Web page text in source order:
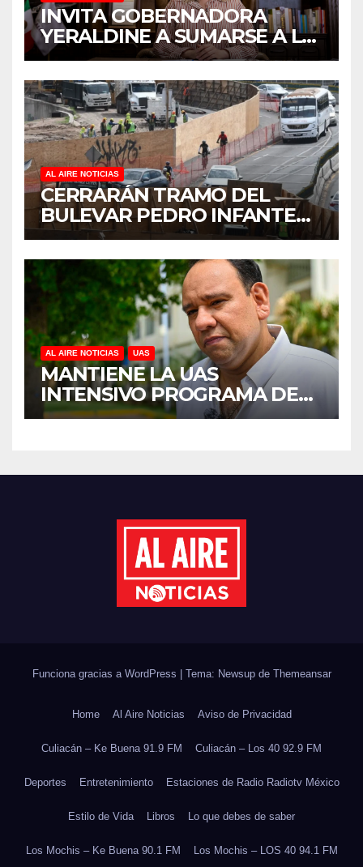
INVITA GOBERNADORA
YERALDINE A SUMARSE A LA
JORNADA NACIONAL DE
REFORESTACIÓN;
PLANTARÁN 6.6 MILLONES
DE ÁRBOLES
AL AIRE NOTICIAS
CERRARÁN TRAMO DEL
BULEVAR PEDRO INFANTE
PARA ACELERAR OBRAS
ANTES DEL REGRESO A
CLASES
AL AIRE NOTICIAS UAS
MANTIENE LA UAS
INTENSIVO PROGRAMA DE
MANTENIMIENTO Y
DEL CICLO ESCOLAR 2026-
Funciona gracias a WordPress Tema: Newsup de Themeansar
Home Al Aire Noticias Aviso de Privacidad
Culiacán – Ke Buena 91.9 FM Culiacán – Los 40 92.9 FM
Deportes Entretenimiento Estaciones de Radio Radiotv México
Estilo de Vida Libros Lo que debes de saber
Los Mochis – Ke Buena 90.1 FM Los Mochis – LOS 40 94.1 FM